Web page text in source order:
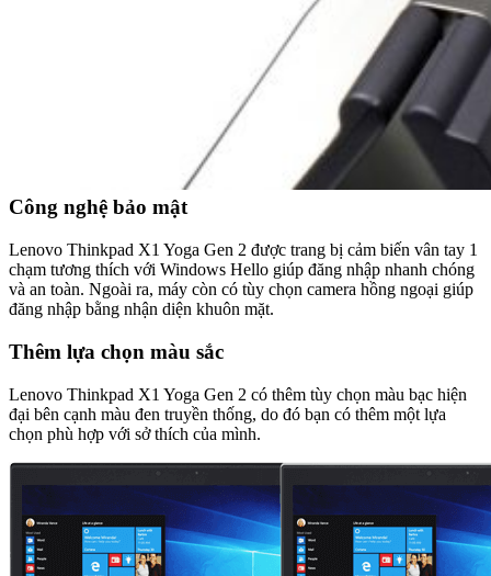
Công nghệ bảo mật
Lenovo Thinkpad X1 Yoga Gen 2 được trang bị cảm biến vân tay 1
chạm tương thích với Windows Hello giúp đăng nhập nhanh chóng
và an toàn. Ngoài ra, máy còn có tùy chọn camera hồng ngoại giúp
đăng nhập bằng nhận diện khuôn mặt.
Thêm lựa chọn màu sắc
Lenovo Thinkpad X1 Yoga Gen 2 có thêm tùy chọn màu bạc hiện
đại bên cạnh màu đen truyền thống, do đó bạn có thêm một lựa
chọn phù hợp với sở thích của mình.